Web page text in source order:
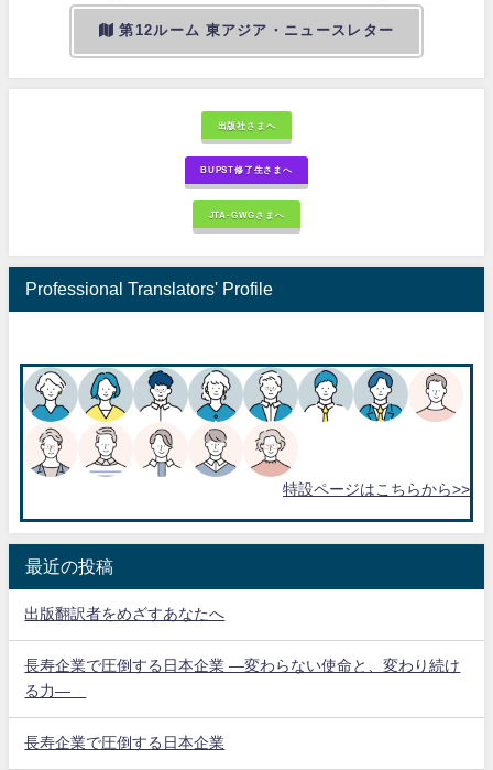
第12ルーム 東アジア・ニュースレター
出版社さまへ
BUPST修了生さまへ
JTA-GWGさまへ
Professional Translators' Profile
特設ページはこちらから>>
最近の投稿
出版翻訳者をめざすあなたへ
長寿企業で圧倒する日本企業 ―変わらない使命と、変わり続け
る力―
長寿企業で圧倒する日本企業